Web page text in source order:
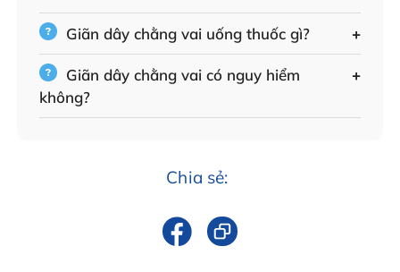
Giãn dây chằng vai uống thuốc gì?
Giãn dây chằng vai có nguy hiểm
không?
Chia sẻ: